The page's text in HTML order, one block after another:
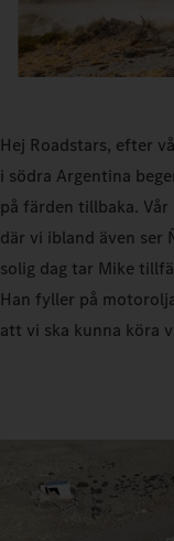
Hej Roadstars, efter
i södra Argentina
på färden tillbaka.
där vi ibland även ser
solig dag tar Mike
Han fyller på
att vi ska kunna köra